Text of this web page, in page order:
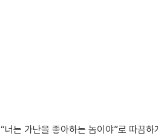
“너는 가난을 좋아하는 놈이야”로 따끔